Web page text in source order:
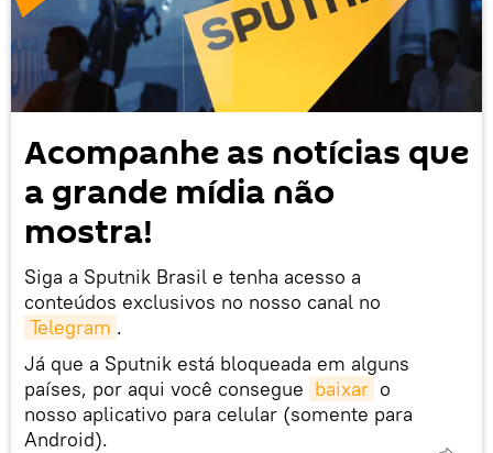
Acompanhe as notícias que
a grande mídia não
mostra!
Siga a Sputnik Brasil e tenha acesso a
conteúdos exclusivos no nosso canal no
Telegram .
Já que a Sputnik está bloqueada em alguns
países, por aqui você consegue baixar o
nosso aplicativo para celular (somente para
Android).